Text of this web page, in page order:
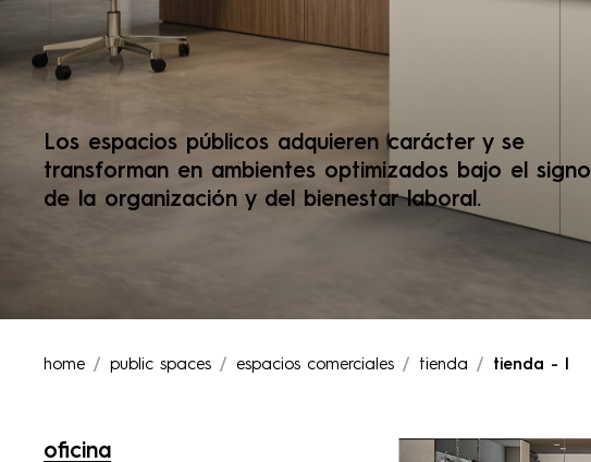
Los espacios públicos adquieren carácter y se
transforman en ambientes optimizados bajo el signo
de la organización y del bienestar laboral.
home public spaces espacios comerciales tienda tienda - l
oficina